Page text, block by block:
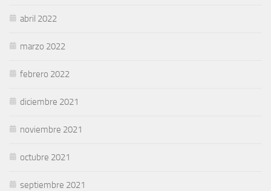
abril 2022
marzo 2022
febrero 2022
diciembre 2021
noviembre 2021
octubre 2021
septiembre 2021